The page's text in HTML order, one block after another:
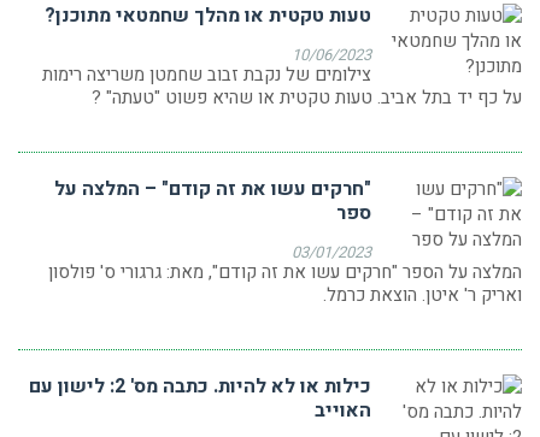
טעות טקטית או מהלך שחמטאי מתוכנן?
10/06/2023
צילומים של נקבת זבוב שחמטן משריצה רימות
על כף יד בתל אביב. טעות טקטית או שהיא פשוט "טעתה" ?
"חרקים עשו את זה קודם" – המלצה על
ספר
03/01/2023
המלצה על הספר "חרקים עשו את זה קודם", מאת: גרגורי ס' פולסון
ואריק ר' איטן. הוצאת כרמל.
כילות או לא להיות. כתבה מס' 2: לישון עם
האוייב